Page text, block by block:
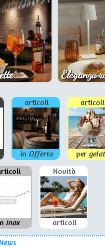
Eleganza
articoli
in Offerta
articoli
per
inox
Novità
articoli
News